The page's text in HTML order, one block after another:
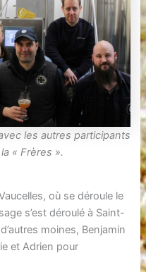
les autres participants
« Frères ».
où se déroule le
s’est déroulé à Saint-
moines, Benjamin
et Adrien pour